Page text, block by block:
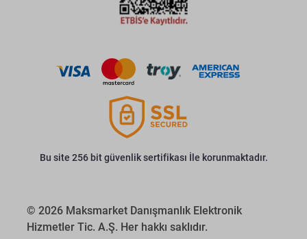
Bu site 256 bit güvenlik sertifikası İle korunmaktadır.
© 2026 Maksmarket Danışmanlık Elektronik
Hizmetler Tic. A.Ş. Her hakkı saklıdır.